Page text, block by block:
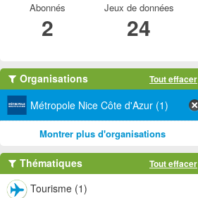
Abonnés
2
Jeux de données
24
Organisations Tout effacer
Métropole Nice Côte d'Azur (1)
Montrer plus d'organisations
Thématiques Tout effacer
Tourisme (1)